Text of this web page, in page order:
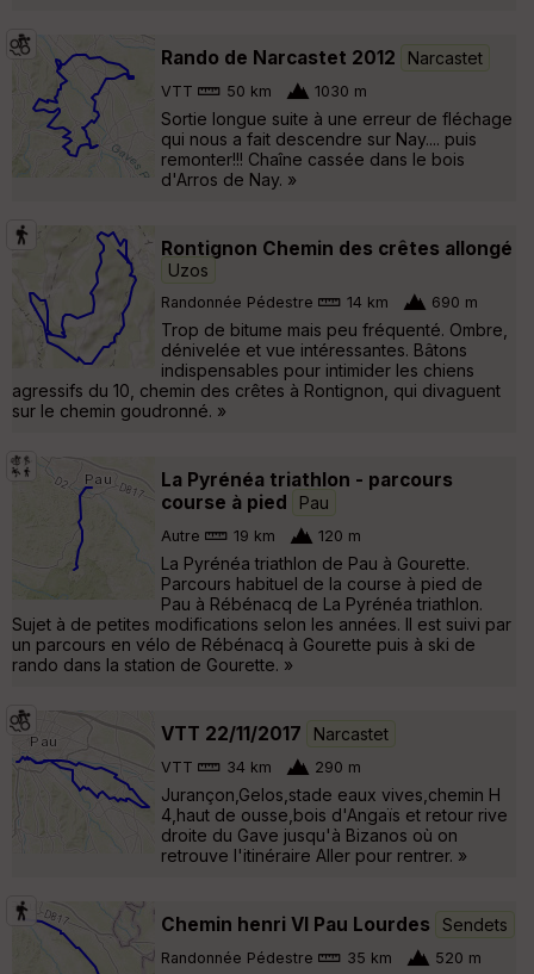
Rando de Narcastet 2012 Narcastet
VTT 50 km 1030 m
Sortie longue suite à une erreur de fléchage
qui nous a fait descendre sur Nay.... puis
remonter!!! Chaîne cassée dans le bois
d'Arros de Nay. »
Rontignon Chemin des crêtes allongé
Uzos
Randonnée Pédestre 14 km 690 m
Trop de bitume mais peu fréquenté. Ombre,
dénivelée et vue intéressantes. Bâtons
indispensables pour intimider les chiens
agressifs du 10, chemin des crêtes à Rontignon, qui divaguent
sur le chemin goudronné. »
La Pyrénéa triathlon - parcours
course à pied
Pau
Autre 19 km 120 m
La Pyrénéa triathlon de Pau à Gourette.
Parcours habituel de la course à pied de
Pau à Rébénacq de La Pyrénéa triathlon.
Sujet à de petites modifications selon les années. Il est suivi par
un parcours en vélo de Rébénacq à Gourette puis à ski de
rando dans la station de Gourette. »
VTT 22/11/2017 Narcastet
VTT 34 km 290 m
Jurançon,Gelos,stade eaux vives,chemin H
4,haut de ousse,bois d'Angaïs et retour rive
droite du Gave jusqu'à Bizanos où on
retrouve l'itinéraire Aller pour rentrer. »
Chemin henri VI Pau Lourdes Sendets
Randonnée Pédestre 35 km 520 m